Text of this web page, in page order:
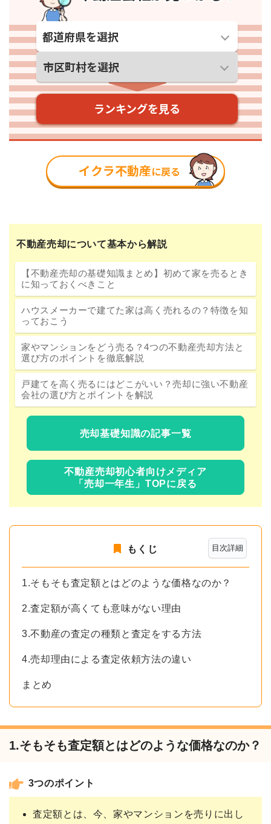
不動産売却について基本から解説
【不動産売却の基礎知識まとめ】初めて家を売るとき
に知っておくべきこと
ハウスメーカーで建てた家は高く売れるの？特徴を知
っておこう
家やマンションをどう売る？4つの不動産売却方法と
選び方のポイントを徹底解説
戸建てを高く売るにはどこがいい？売却に強い不動産
会社の選び方とポイントを解説
売却基礎知識の記事一覧
不動産売却初心者向けメディア
「売却一年生」TOPに戻る
目次詳細
もくじ
1.そもそも査定額とはどのような価格なのか？
2.査定額が高くても意味がない理由
3.不動産の査定の種類と査定をする方法
4.売却理由による査定依頼方法の違い
まとめ
1.そもそも査定額とはどのような価格なのか？
3つのポイント
査定額とは、今、家やマンションを売りに出し